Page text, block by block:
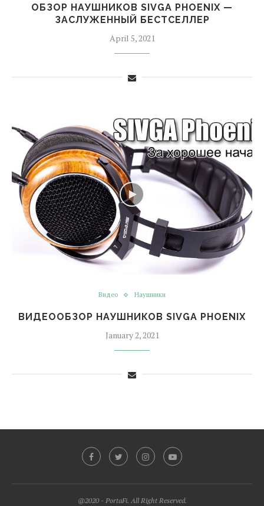
ОБЗОР НАУШНИКОВ SIVGA PHOENIX —
ЗАСЛУЖЕННЫЙ БЕСТСЕЛЛЕР
April 5, 2021
Видео Наушники
ВИДЕООБЗОР НАУШНИКОВ SIVGA PHOENIX
January 2, 2021
@2020 - PortaFi. All Right Reserved.